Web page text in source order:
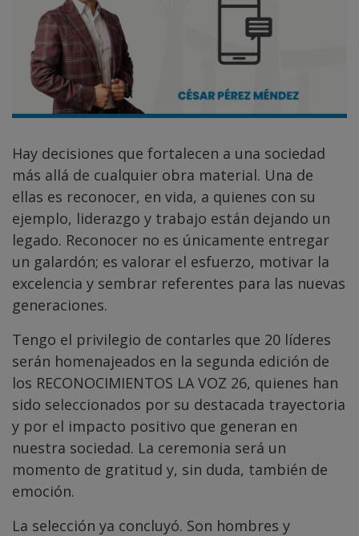
Hay decisiones que fortalecen a una sociedad
más allá de cualquier obra material. Una de
ellas es reconocer, en vida, a quienes con su
ejemplo, liderazgo y trabajo están dejando un
legado. Reconocer no es únicamente entregar
un galardón; es valorar el esfuerzo, motivar la
excelencia y sembrar referentes para las nuevas
generaciones.
Tengo el privilegio de contarles que 20 líderes
serán homenajeados en la segunda edición de
los RECONOCIMIENTOS LA VOZ 26, quienes han
sido seleccionados por su destacada trayectoria
y por el impacto positivo que generan en
nuestra sociedad. La ceremonia será un
momento de gratitud y, sin duda, también de
emoción.
La selección ya concluyó. Son hombres y